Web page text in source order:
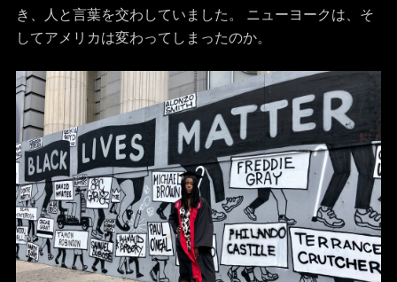
き、人と言葉を交わしていました。 ニューヨークは、そ
してアメリカは変わってしまったのか。